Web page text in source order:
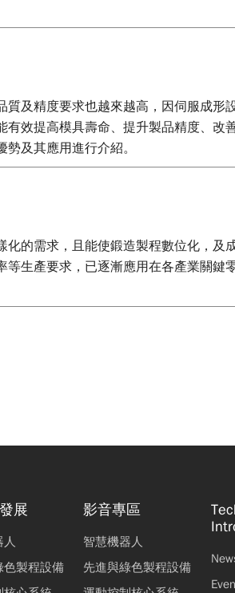
及精度要求也越來越高，因伺服成
效提高模具壽命、提升製品精度、
及其應用進行介紹。
的需求，且能使鍛造製程數位化，
生產要求，已逐漸應用在各產業關
展
人
色製程設備
影音專區
智慧機器人
先進與綠色製程設備